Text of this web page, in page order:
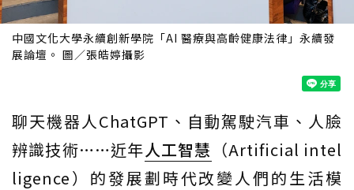
中國文化大學永續創新學院「AI 醫療與高齡健康法律」永續發
展論壇。 圖／張皓婷攝影
聊天機器人ChatGPT、自動駕駛汽車、人臉
辨識技術……近年人工智慧 （Artificial intel
ligence）的發展劃時代改變人們的生活模